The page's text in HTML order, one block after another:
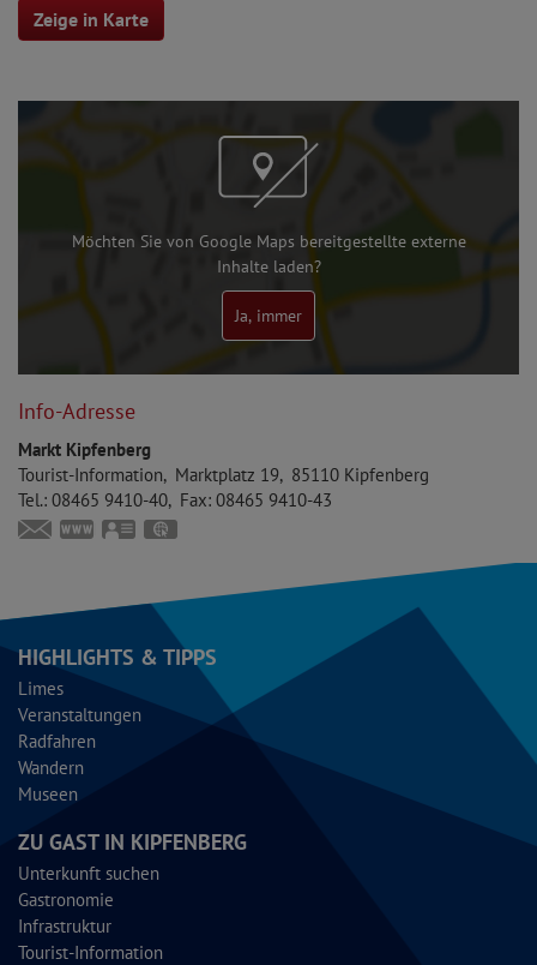
Zeige in Karte
Möchten Sie von Google Maps bereitgestellte externe
Inhalte laden?
Ja, immer
Info-Adresse
Markt Kipfenberg
Tourist-Information
Marktplatz 19 85110 Kipfenberg
Tel.: 08465 9410-40 Fax: 08465 9410-43
touristinfo@markt-kipfenberg.de
www.kipfenberg.de
vCard
HIGHLIGHTS & TIPPS
Limes
Veranstaltungen
Radfahren
Wandern
Museen
ZU GAST IN KIPFENBERG
Unterkunft suchen
Gastronomie
Infrastruktur
Tourist-Information